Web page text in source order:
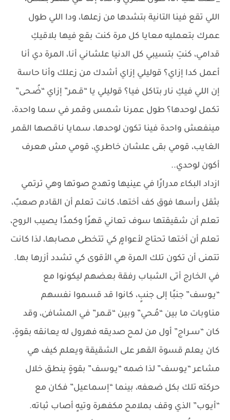
اللي تقع فينا التانية بتشدها من زعلها، ودا اللي طول
عمرك بتعمليه معايا كل مرة كنت بقع فيها بلاقيكِ
قدامي، كنتِ بتسيبي كل الدنيا علشاني أنا، المرة دي أنا
أعمل كدا إزاي؟ قوليلي إزاي أشدك من زعلك وأنا حاسة
إن اللي فيكِ نار بتاكل فيا؟ قوليلي يا “قـمر” إزاي “ضُـحى”
تكمل لوحدها؟ طول عمرنا شمس وقمر في سما واحدة،
مينفعش واحدة فينا تكون لوحدها، سمايا ناقصها القمر
الغايب، قومي بقى علشان خاطري، قومي مش هعرف
أكون لوحدي..
ازداد البكاء مدرارًا في عينيها وتهدج صوتها وهي ترتمي
بثقل رأسها فوق كف أختها، كانت تعلم أن القادم صعبٌ،
تعلم أن شقيقتها سوف تعاني قهرًا وكمدًا يصيب الروح،
تعلم أن أختها تحتاج لأعوامٍ كي تتخطى مصابها، لذا كانت
تتمنى أن تكون تلك المرة هي الأقوى كي تشدد أزرها بها.
في الخارج أتى الشباب رفقة بعضهم ليكونوا مع
“يـوسف” جنبًا إلى جنبٍ، كانوا قد قسموا نفسهم
مناوبات ما بين “مُـحي” وبين “قـمر” في المشافىٰ، وقد
كان “سـراج” أول من لمح صديقه فهرول له يعانقه بقوةٍ،
كان يعلم قسوة القهر على الشقيقة ويعلم كيف هي
مشاعر “يـوسف” لذا ضمه “يـوسف” بقوةٍ ينطق خلال
حركته تلك بكل ضعفه، بينما “إسماعيل” فكان مع
“أيـوب” الذي وقف بملامح مكفهرة وتيهٍ أصاب ثباته.